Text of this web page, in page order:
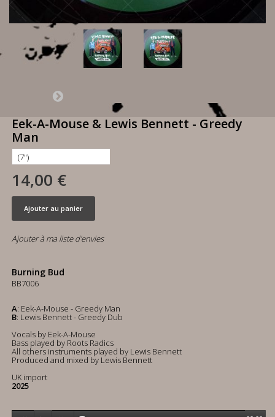
Eek-A-Mouse & Lewis Bennett - Greedy
Man
14,00 €
Ajouter au panier
Ajouter à ma liste d'envies
Burning Bud
BB7006
A: Eek-A-Mouse - Greedy Man
B: Lewis Bennett - Greedy Dub
Vocals by Eek-A-Mouse
Bass played by Roots Radics
All others instruments played by Lewis Bennett
Produced and mixed by Lewis Bennett
UK import
2025